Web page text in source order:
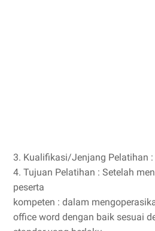
3. Kualifikasi/Jenjang Pelatihan :
4. Tujuan Pelatihan : Setelah
peserta
kompeten : dalam
office word dengan baik sesuai